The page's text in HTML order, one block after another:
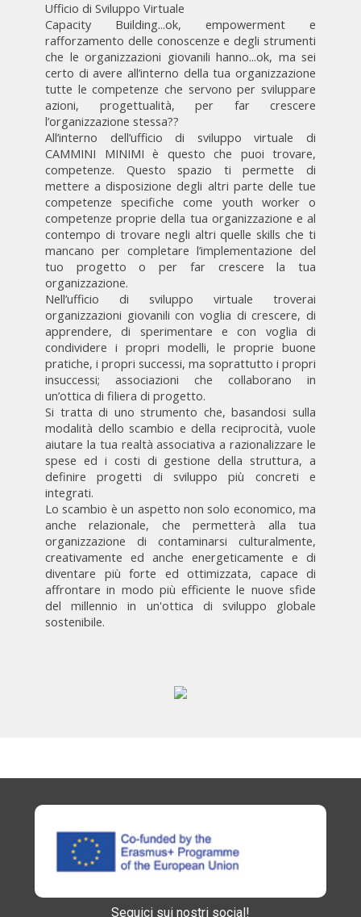
Ufficio di Sviluppo Virtuale
Capacity Building...ok, empowerment e
rafforzamento delle conoscenze e degli strumenti
che le organizzazioni giovanili hanno...ok, ma sei
certo di avere all’interno della tua organizzazione
tutte le competenze che servono per sviluppare
azioni, progettualità, per far crescere
l’organizzazione stessa??
All’interno dell’ufficio di sviluppo virtuale di
CAMMINI MINIMI è questo che puoi trovare,
competenze. Questo spazio ti permette di
mettere a disposizione degli altri parte delle tue
competenze specifiche come youth worker o
competenze proprie della tua organizzazione e al
contempo di trovare negli altri quelle skills che ti
mancano per completare l’implementazione del
tuo progetto o per far crescere la tua
organizzazione.
Nell’ufficio di sviluppo virtuale troverai
organizzazioni giovanili con voglia di crescere, di
apprendere, di sperimentare e con voglia di
condividere i propri modelli, le proprie buone
pratiche, i propri successi, ma soprattutto i propri
insuccessi; associazioni che collaborano in
un’ottica di filiera di progetto.
Si tratta di uno strumento che, basandosi sulla
modalità dello scambio e della reciprocità, vuole
aiutare la tua realtà associativa a razionalizzare le
spese ed i costi di gestione della struttura, a
definire progetti di sviluppo più concreti e
integrati.
Lo scambio è un aspetto non solo economico, ma
anche relazionale, che permetterà alla tua
organizzazione di contaminarsi culturalmente,
creativamente ed anche energeticamente e di
diventare più forte ed ottimizzata, capace di
affrontare in modo più efficiente le nuove sfide
del millennio in un'ottica di sviluppo globale
sostenibile.
Seguici sui nostri social!